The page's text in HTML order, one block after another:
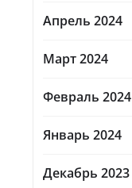
Апрель 2024
Март 2024
Февраль 2024
Январь 2024
Декабрь 2023